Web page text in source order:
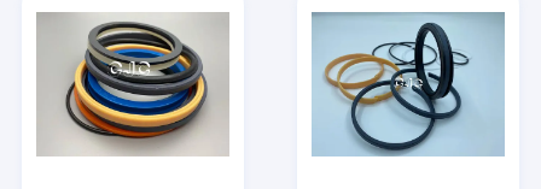
उत्पाद
वी.आर. शो
हमारे बारे में